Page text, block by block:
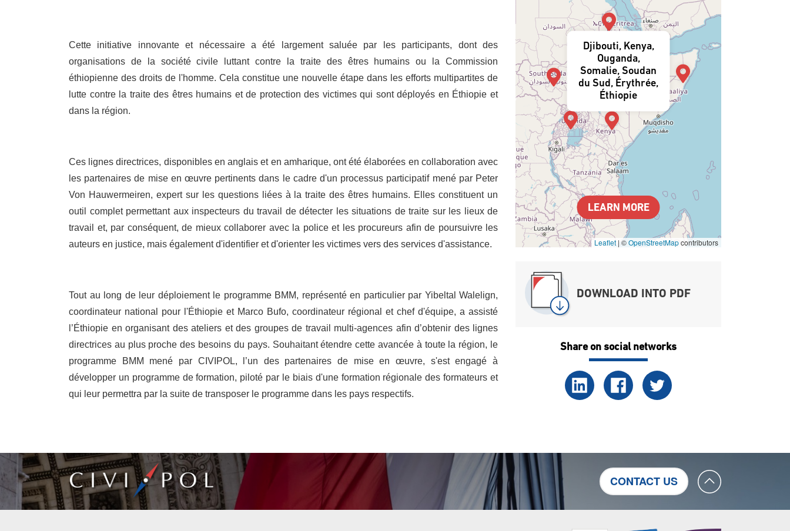
Cette initiative innovante et nécessaire a été largement saluée par les participants, dont des
organisations de la société civile luttant contre la traite des êtres humains ou la Commission
éthiopienne des droits de l'homme. Cela constitue une nouvelle étape dans les efforts multipartites de
lutte contre la traite des êtres humains et de protection des victimes qui sont déployés en Éthiopie et
dans la région.
Ces lignes directrices, disponibles en anglais et en amharique, ont été élaborées en collaboration avec
les partenaires de mise en œuvre pertinents dans le cadre d'un processus participatif mené par Peter
Von Hauwermeiren, expert sur les questions liées à la traite des êtres humains. Elles constituent un
outil complet permettant aux inspecteurs du travail de détecter les situations de traite sur les lieux de
travail et, par conséquent, de mieux collaborer avec la police et les procureurs afin de poursuivre les
auteurs en justice, mais également d'identifier et d'orienter les victimes vers des services d'assistance.
Tout au long de leur déploiement le programme BMM, représenté en particulier par Yibeltal Walelign,
coordinateur national pour l'Éthiopie et Marco Bufo, coordinateur régional et chef d'équipe, a assisté
l’Éthiopie en organisant des ateliers et des groupes de travail multi-agences afin d’obtenir des lignes
directrices au plus proche des besoins du pays. Souhaitant étendre cette avancée à toute la région, le
programme BMM mené par CIVIPOL, l’un des partenaires de mise en œuvre, s'est engagé à
développer un programme de formation, piloté par le biais d'une formation régionale des formateurs et
qui leur permettra par la suite de transposer le programme dans les pays respectifs.
Leaflet | ©OpenStreetMapcontributors
Djibouti, Kenya,
Ouganda,
Somalie, Soudan
du Sud, Érythrée,
Éthiopie
LEARN MORE
DOWNLOAD INTO PDF
Share on social networks
CONTACT US